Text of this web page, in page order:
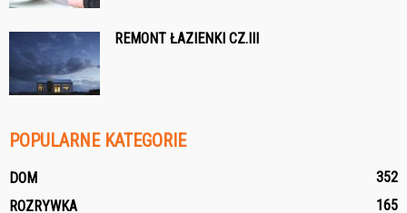
REMONT ŁAZIENKI CZ.III
POPULARNE KATEGORIE
DOM
352
ROZRYWKA
165